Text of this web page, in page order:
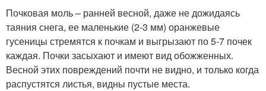
Почковая моль – ранней весной, даже не дожидаясь
таяния снега, ее маленькие (2-3 мм) оранжевые
гусеницы стремятся к почкам и выгрызают по 5-7 почек
каждая. Почки засыхают и имеют вид обожженных.
Весной этих повреждений почти не видно, и только когда
распустятся листья, видны пустые места.